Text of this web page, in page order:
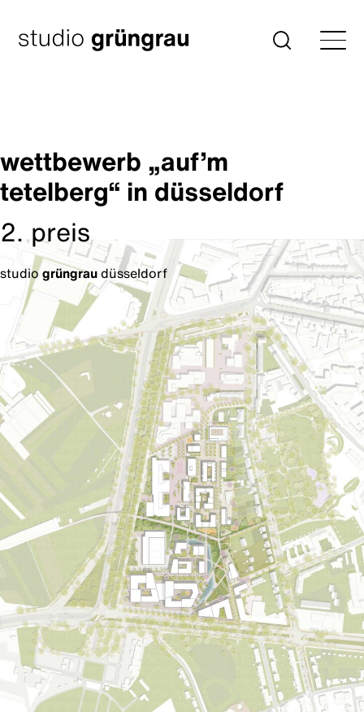
Inhalt
springen
Startseite Suche
wettbewerb „auf’m
tetelberg“ in düsseldorf
2. preis
studiogrüngraudüsseldorf